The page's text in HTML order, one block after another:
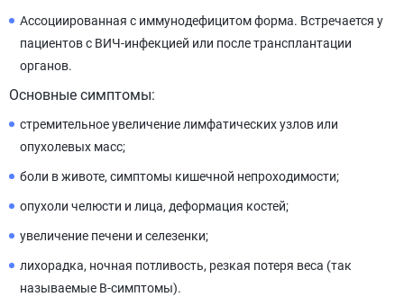
Ассоциированная с иммунодефицитом форма. Встречается у
пациентов с ВИЧ-инфекцией или после трансплантации
органов.
Основные симптомы:
стремительное увеличение лимфатических узлов или
опухолевых масс;
боли в животе, симптомы кишечной непроходимости;
опухоли челюсти и лица, деформация костей;
увеличение печени и селезенки;
лихорадка, ночная потливость, резкая потеря веса (так
называемые В-симптомы).